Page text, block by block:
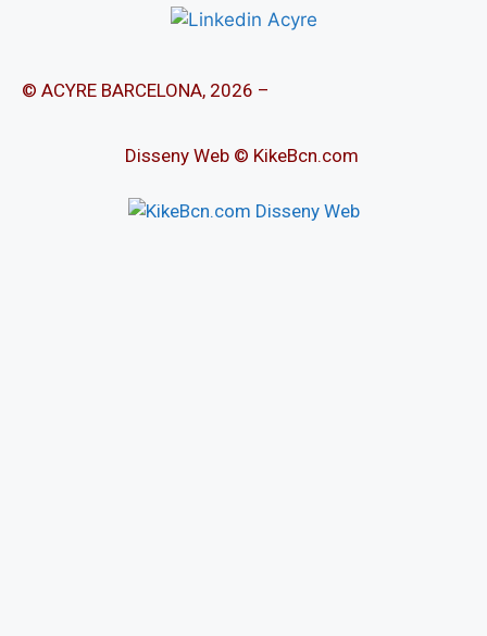
© ACYRE BARCELONA, 2026 –
Disseny Web © KikeBcn.com